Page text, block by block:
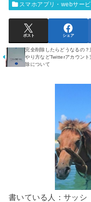
スマホアプリ・webサービ
ポスト シェア
完全削除したらどうなるの？
やり方などTwitterアカウント
除について
書いている人：サッシ